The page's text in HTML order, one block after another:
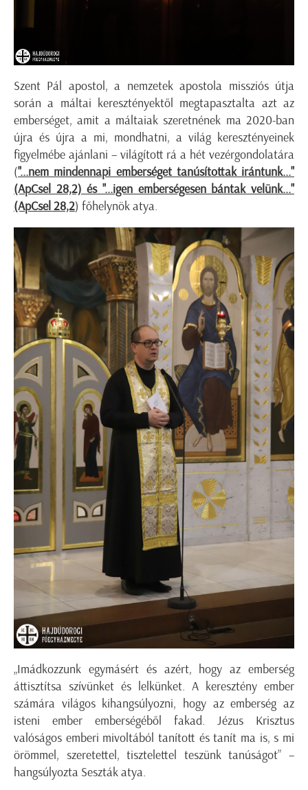
Szent Pál apostol, a nemzetek apostola missziós útja
során a máltai keresztényektől megtapasztalta azt az
emberséget, amit a máltaiak szeretnének ma 2020-ban
újra és újra a mi, mondhatni, a világ keresztényeinek
figyelmébe ajánlani – világított rá a hét vezérgondolatára
("...nem mindennapi emberséget tanúsítottak irántunk..."
(ApCsel 28,2) és "...igen emberségesen bántak velünk..."
(ApCsel 28,2) főhelynök atya.
„Imádkozzunk egymásért és azért, hogy az emberség
áttisztítsa szívünket és lelkünket. A keresztény ember
számára világos kihangsúlyozni, hogy az emberség az
isteni ember emberségéből fakad. Jézus Krisztus
valóságos emberi mivoltából tanított és tanít ma is, s mi
örömmel, szeretettel, tisztelettel teszünk tanúságot” –
hangsúlyozta Seszták atya.